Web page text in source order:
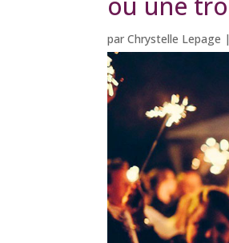
parChrystelle Lepage |